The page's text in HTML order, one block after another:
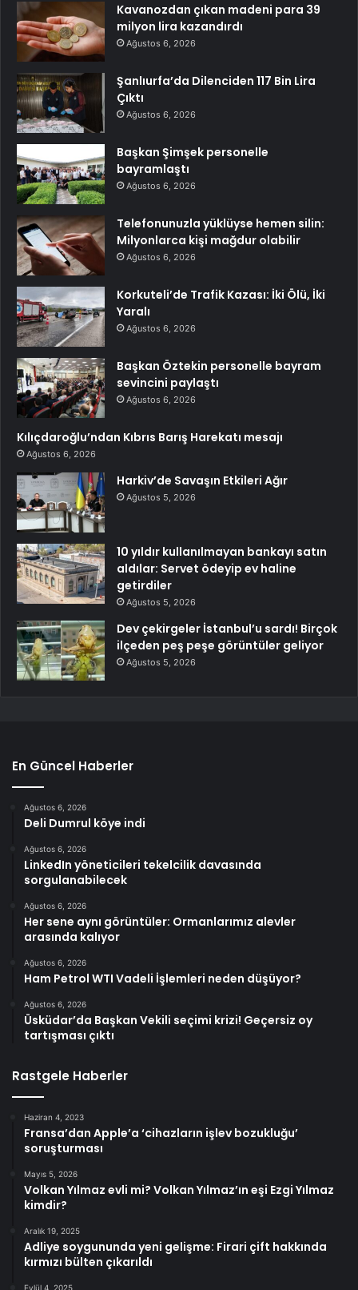
Kavanozdan çıkan madeni para 39
milyon lira kazandırdı
Ağustos 6, 2026
Şanlıurfa’da Dilenciden 117 Bin Lira
Çıktı
Ağustos 6, 2026
Başkan Şimşek personelle
bayramlaştı
Ağustos 6, 2026
Telefonunuzla yüklüyse hemen silin:
Milyonlarca kişi mağdur olabilir
Ağustos 6, 2026
Korkuteli’de Trafik Kazası: İki Ölü, İki
Yaralı
Ağustos 6, 2026
Başkan Öztekin personelle bayram
sevincini paylaştı
Ağustos 6, 2026
Kılıçdaroğlu’ndan Kıbrıs Barış Harekatı mesajı
Ağustos 6, 2026
Harkiv’de Savaşın Etkileri Ağır
Ağustos 5, 2026
10 yıldır kullanılmayan bankayı satın
aldılar: Servet ödeyip ev haline
getirdiler
Ağustos 5, 2026
Dev çekirgeler İstanbul’u sardı! Birçok
ilçeden peş peşe görüntüler geliyor
Ağustos 5, 2026
En Güncel Haberler
Ağustos 6, 2026
Deli Dumrul köye indi
Ağustos 6, 2026
LinkedIn yöneticileri tekelcilik davasında
sorgulanabilecek
Ağustos 6, 2026
Her sene aynı görüntüler: Ormanlarımız alevler
arasında kalıyor
Ağustos 6, 2026
Ham Petrol WTI Vadeli İşlemleri neden düşüyor?
Ağustos 6, 2026
Üsküdar’da Başkan Vekili seçimi krizi! Geçersiz oy
tartışması çıktı
Rastgele Haberler
Haziran 4, 2023
Fransa’dan Apple’a ‘cihazların işlev bozukluğu’
soruşturması
Mayıs 5, 2026
Volkan Yılmaz evli mi? Volkan Yılmaz’ın eşi Ezgi Yılmaz
kimdir?
Aralık 19, 2025
Adliye soygununda yeni gelişme: Firari çift hakkında
kırmızı bülten çıkarıldı
Eylül 4, 2025